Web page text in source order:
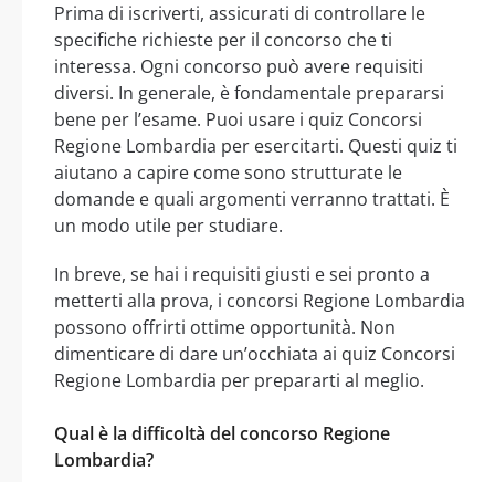
Prima di iscriverti, assicurati di controllare le
specifiche richieste per il concorso che ti
interessa. Ogni concorso può avere requisiti
diversi. In generale, è fondamentale prepararsi
bene per l’esame. Puoi usare i quiz Concorsi
Regione Lombardia per esercitarti. Questi quiz ti
aiutano a capire come sono strutturate le
domande e quali argomenti verranno trattati. È
un modo utile per studiare.
In breve, se hai i requisiti giusti e sei pronto a
metterti alla prova, i concorsi Regione Lombardia
possono offrirti ottime opportunità. Non
dimenticare di dare un’occhiata ai quiz Concorsi
Regione Lombardia per prepararti al meglio.
Qual è la difficoltà del concorso Regione
Lombardia?